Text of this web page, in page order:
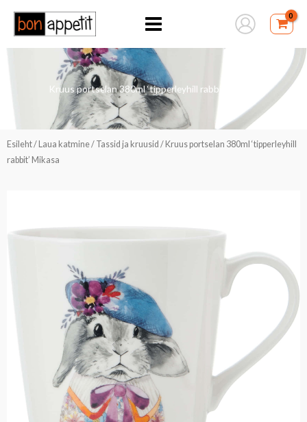
Kruus portselan 380ml ‘tipperleyhill rabbit’ Mikasa
Esileht/ Laua katmine/ Tassid ja kruusid / Kruus portselan 380ml ‘tipperleyhill
rabbit’ Mikasa